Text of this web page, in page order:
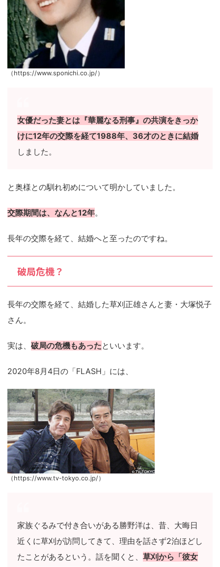
（https://www.sponichi.co.jp/）
女優だった妻とは『華麗なる刑事』の共演をきっか
けに12年の交際を経て1988年、36才のときに結婚
しました。
と奥様との馴れ初めについて明かしていました。
交際期間は、なんと12年。
長年の交際を経て、結婚へと至ったのですね。
破局危機？
長年の交際を経て、結婚した草刈正雄さんと妻・大塚悦子
さん。
実は、 破局の危機もあったといいます。
2020年8月4日の「FLASH」には、
（https://www.tv-tokyo.co.jp/）
家族ぐるみで付き合いがある勝野洋は、昔、大晦日
近くに草刈が訪問してきて、理由を話さず2泊ほどし
たことがあるという。話を聞くと、 草刈から「彼女